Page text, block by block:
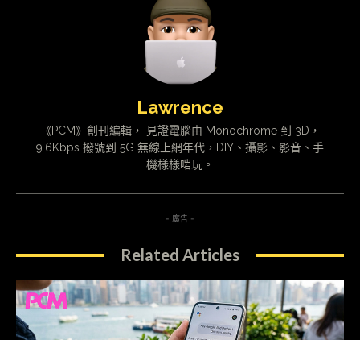
Lawrence
《PCM》創刊編輯， 見證電腦由 Monochrome 到 3D，
9.6Kbps 撥號到 5G 無線上網年代，DIY、攝影、影音、手
機樣樣啱玩。
- 廣告 -
Related Articles